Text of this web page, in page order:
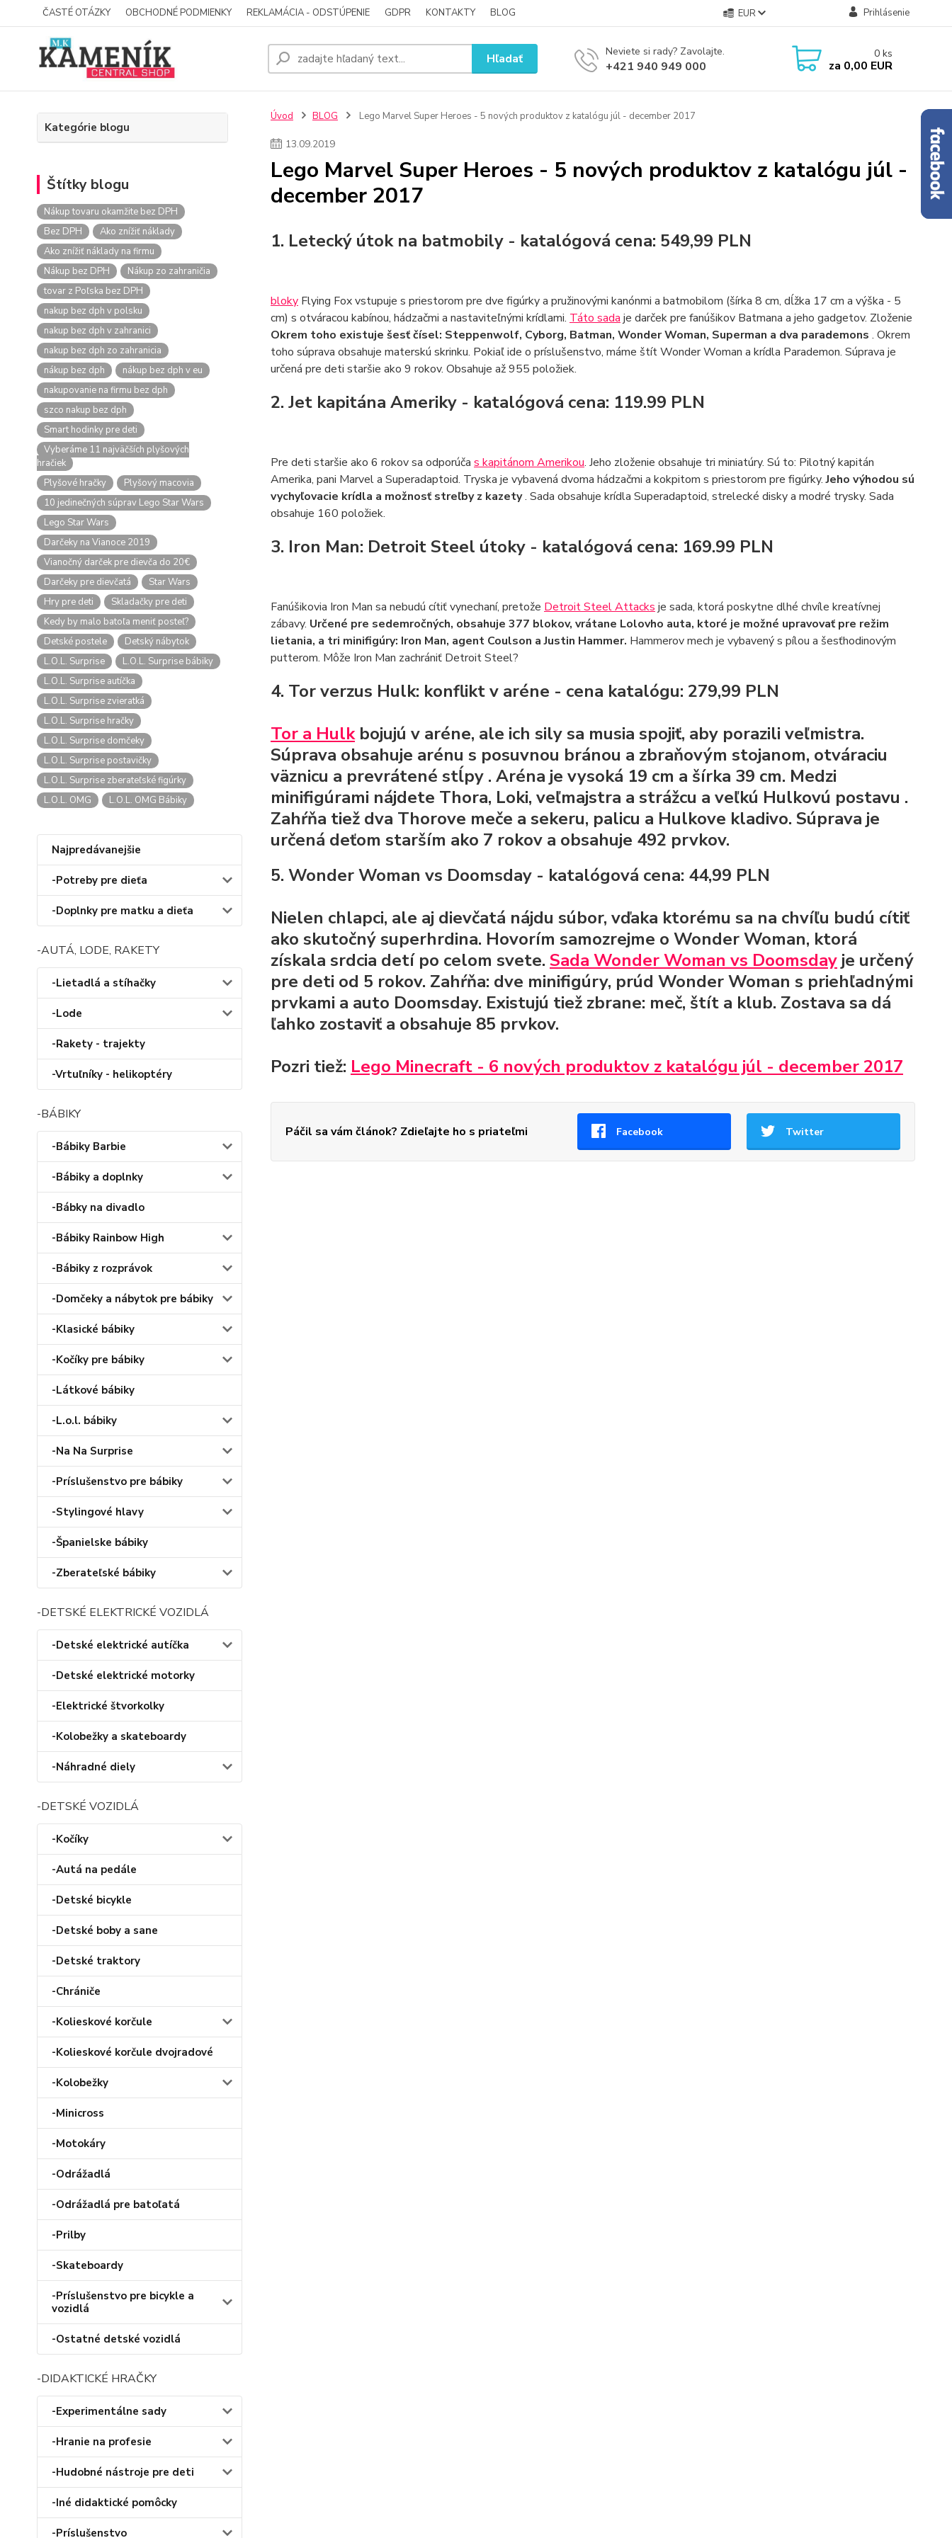
ČASTÉ OTÁZKY OBCHODNÉ PODMIENKY REKLAMÁCIA - ODSTÚPENIE GDPR KONTAKTY BLOG EUR Prihlásenie
Hľadať Neviete si rady? Zavolajte.
+421 940 949 000
0 ks
za 0,00 EUR
Kategórie blogu
Štítky blogu
Nákup tovaru okamžite bez DPH
Bez DPH
Ako znížiť náklady
Ako znížiť náklady na firmu
Nákup bez DPH
Nákup zo zahraničia
tovar z Poľska bez DPH
nakup bez dph v polsku
nakup bez dph v zahranici
nakup bez dph zo zahranicia
nákup bez dph
nákup bez dph v eu
nakupovanie na firmu bez dph
szco nakup bez dph
Smart hodinky pre deti
Vyberáme 11 najväčších plyšových
hračiek
Plyšové hračky
Plyšový macovia
10 jedinečných súprav Lego Star Wars
Lego Star Wars
Darčeky na Vianoce 2019
Vianočný darček pre dievča do 20€
Darčeky pre dievčatá
Star Wars
Hry pre deti
Skladačky pre deti
Kedy by malo batoľa meniť posteľ?
Detské postele
Detský nábytok
L.O.L. Surprise
L.O.L. Surprise bábiky
L.O.L. Surprise autíčka
L.O.L. Surprise zvieratká
L.O.L. Surprise hračky
L.O.L. Surprise domčeky
L.O.L. Surprise postavičky
L.O.L. Surprise zberateľské figúrky
L.O.L. OMG
L.O.L. OMG Bábiky
Najpredávanejšie
-Potreby pre dieťa
-Doplnky pre matku a dieťa
-AUTÁ, LODE, RAKETY
-Lietadlá a stíhačky
-Lode
-Rakety - trajekty
-Vrtuľníky - helikoptéry
-BÁBIKY
-Bábiky Barbie
-Bábiky a doplnky
-Bábky na divadlo
-Bábiky Rainbow High
-Bábiky z rozprávok
-Domčeky a nábytok pre bábiky
-Klasické bábiky
-Kočíky pre bábiky
-Látkové bábiky
-L.o.l. bábiky
-Na Na Surprise
-Príslušenstvo pre bábiky
-Stylingové hlavy
-Španielske bábiky
-Zberateľské bábiky
-DETSKÉ ELEKTRICKÉ VOZIDLÁ
-Detské elektrické autíčka
-Detské elektrické motorky
-Elektrické štvorkolky
-Kolobežky a skateboardy
-Náhradné diely
-DETSKÉ VOZIDLÁ
-Kočíky
-Autá na pedále
-Detské bicykle
-Detské boby a sane
-Detské traktory
-Chrániče
-Kolieskové korčule
-Kolieskové korčule dvojradové
-Kolobežky
-Minicross
-Motokáry
-Odrážadlá
-Odrážadlá pre batoľatá
-Prilby
-Skateboardy
-Príslušenstvo pre bicykle a
vozidlá
-Ostatné detské vozidlá
-DIDAKTICKÉ HRAČKY
-Experimentálne sady
-Hranie na profesie
-Hudobné nástroje pre deti
-Iné didaktické pomôcky
-Príslušenstvo
Úvod BLOG Lego Marvel Super Heroes - 5 nových produktov z katalógu júl - december 2017
13.09.2019
Lego Marvel Super Heroes - 5 nových produktov z katalógu júl -
december 2017
1. Letecký útok na batmobily - katalógová cena: 549,99 PLN
blokyFlying Fox vstupuje s priestorom pre dve figúrky a pružinovými kanónmi a batmobilom (šírka 8 cm, dĺžka 17 cm a výška - 5
cm) s otváracou kabínou, hádzačmi a nastaviteľnými krídlami. Táto sada je darček pre fanúšikov Batmana a jeho gadgetov. Zloženie
Okrem toho existuje šesť čísel: Steppenwolf, Cyborg, Batman, Wonder Woman, Superman a dva parademons . Okrem
toho súprava obsahuje materskú skrinku. Pokiaľ ide o príslušenstvo, máme štít Wonder Woman a krídla Parademon. Súprava je
určená pre deti staršie ako 9 rokov. Obsahuje až 955 položiek.
2. Jet kapitána Ameriky - katalógová cena: 119.99 PLN
Pre deti staršie ako 6 rokov sa odporúča s kapitánom Amerikou. Jeho zloženie obsahuje tri miniatúry. Sú to: Pilotný kapitán
Amerika, pani Marvel a Superadaptoid. Tryska je vybavená dvoma hádzačmi a kokpitom s priestorom pre figúrky.Jeho výhodou sú
vychyľovacie krídla a možnosť streľby z kazety. Sada obsahuje krídla Superadaptoid, strelecké disky a modré trysky. Sada
obsahuje 160 položiek.
3. Iron Man: Detroit Steel útoky - katalógová cena: 169.99 PLN
Fanúšikovia Iron Man sa nebudú cítiť vynechaní, pretože Detroit Steel Attacks je sada, ktorá poskytne dlhé chvíle kreatívnej
zábavy. Určené pre sedemročných, obsahuje 377 blokov, vrátane Lolovho auta, ktoré je možné upravovať pre režim
lietania, a tri minifigúry: Iron Man, agent Coulson a Justin Hammer. Hammerov mech je vybavený s pílou a šesťhodinovým
putterom. Môže Iron Man zachrániť Detroit Steel?
4. Tor verzus Hulk: konflikt v aréne - cena katalógu: 279,99 PLN
Tor a Hulkbojujú v aréne, ale ich sily sa musia spojiť, aby porazili veľmistra.
Súprava obsahuje arénu s posuvnou bránou a zbraňovým stojanom, otváraciu
väznicu a prevrátené stĺpy . Aréna je vysoká 19 cm a šírka 39 cm. Medzi
minifigúrami nájdete Thora, Loki, veľmajstra a strážcu a veľkú Hulkovú postavu .
Zahŕňa tiež dva Thorove meče a sekeru, palicu a Hulkove kladivo. Súprava je
určená deťom starším ako 7 rokov a obsahuje 492 prvkov.
5. Wonder Woman vs Doomsday - katalógová cena: 44,99 PLN
Nielen chlapci, ale aj dievčatá nájdu súbor, vďaka ktorému sa na chvíľu budú cítiť
ako skutočný superhrdina. Hovorím samozrejme o Wonder Woman, ktorá
získala srdcia detí po celom svete. Sada Wonder Woman vs Doomsdayje určený
pre deti od 5 rokov. Zahŕňa: dve minifigúry, prúd Wonder Woman s priehľadnými
prvkami a auto Doomsday. Existujú tiež zbrane: meč, štít a klub. Zostava sa dá
ľahko zostaviť a obsahuje 85 prvkov.
Pozri tiež: Lego Minecraft - 6 nových produktov z katalógu júl - december 2017
Páčil sa vám článok? Zdieľajte ho s priateľmi Facebook Twitter